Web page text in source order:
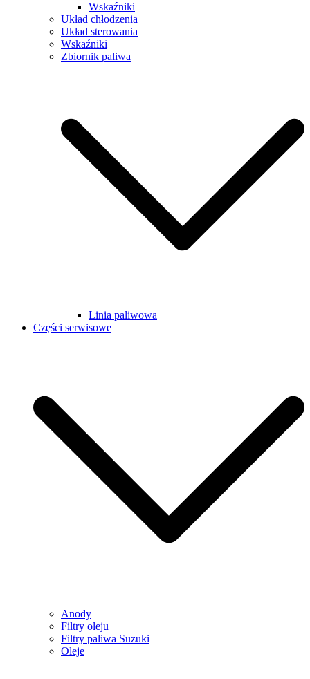
Wskaźniki
Układ chłodzenia
Układ sterowania
Wskaźniki
Zbiornik paliwa
Linia paliwowa
Części serwisowe
Anody
Filtry oleju
Filtry paliwa Suzuki
Oleje